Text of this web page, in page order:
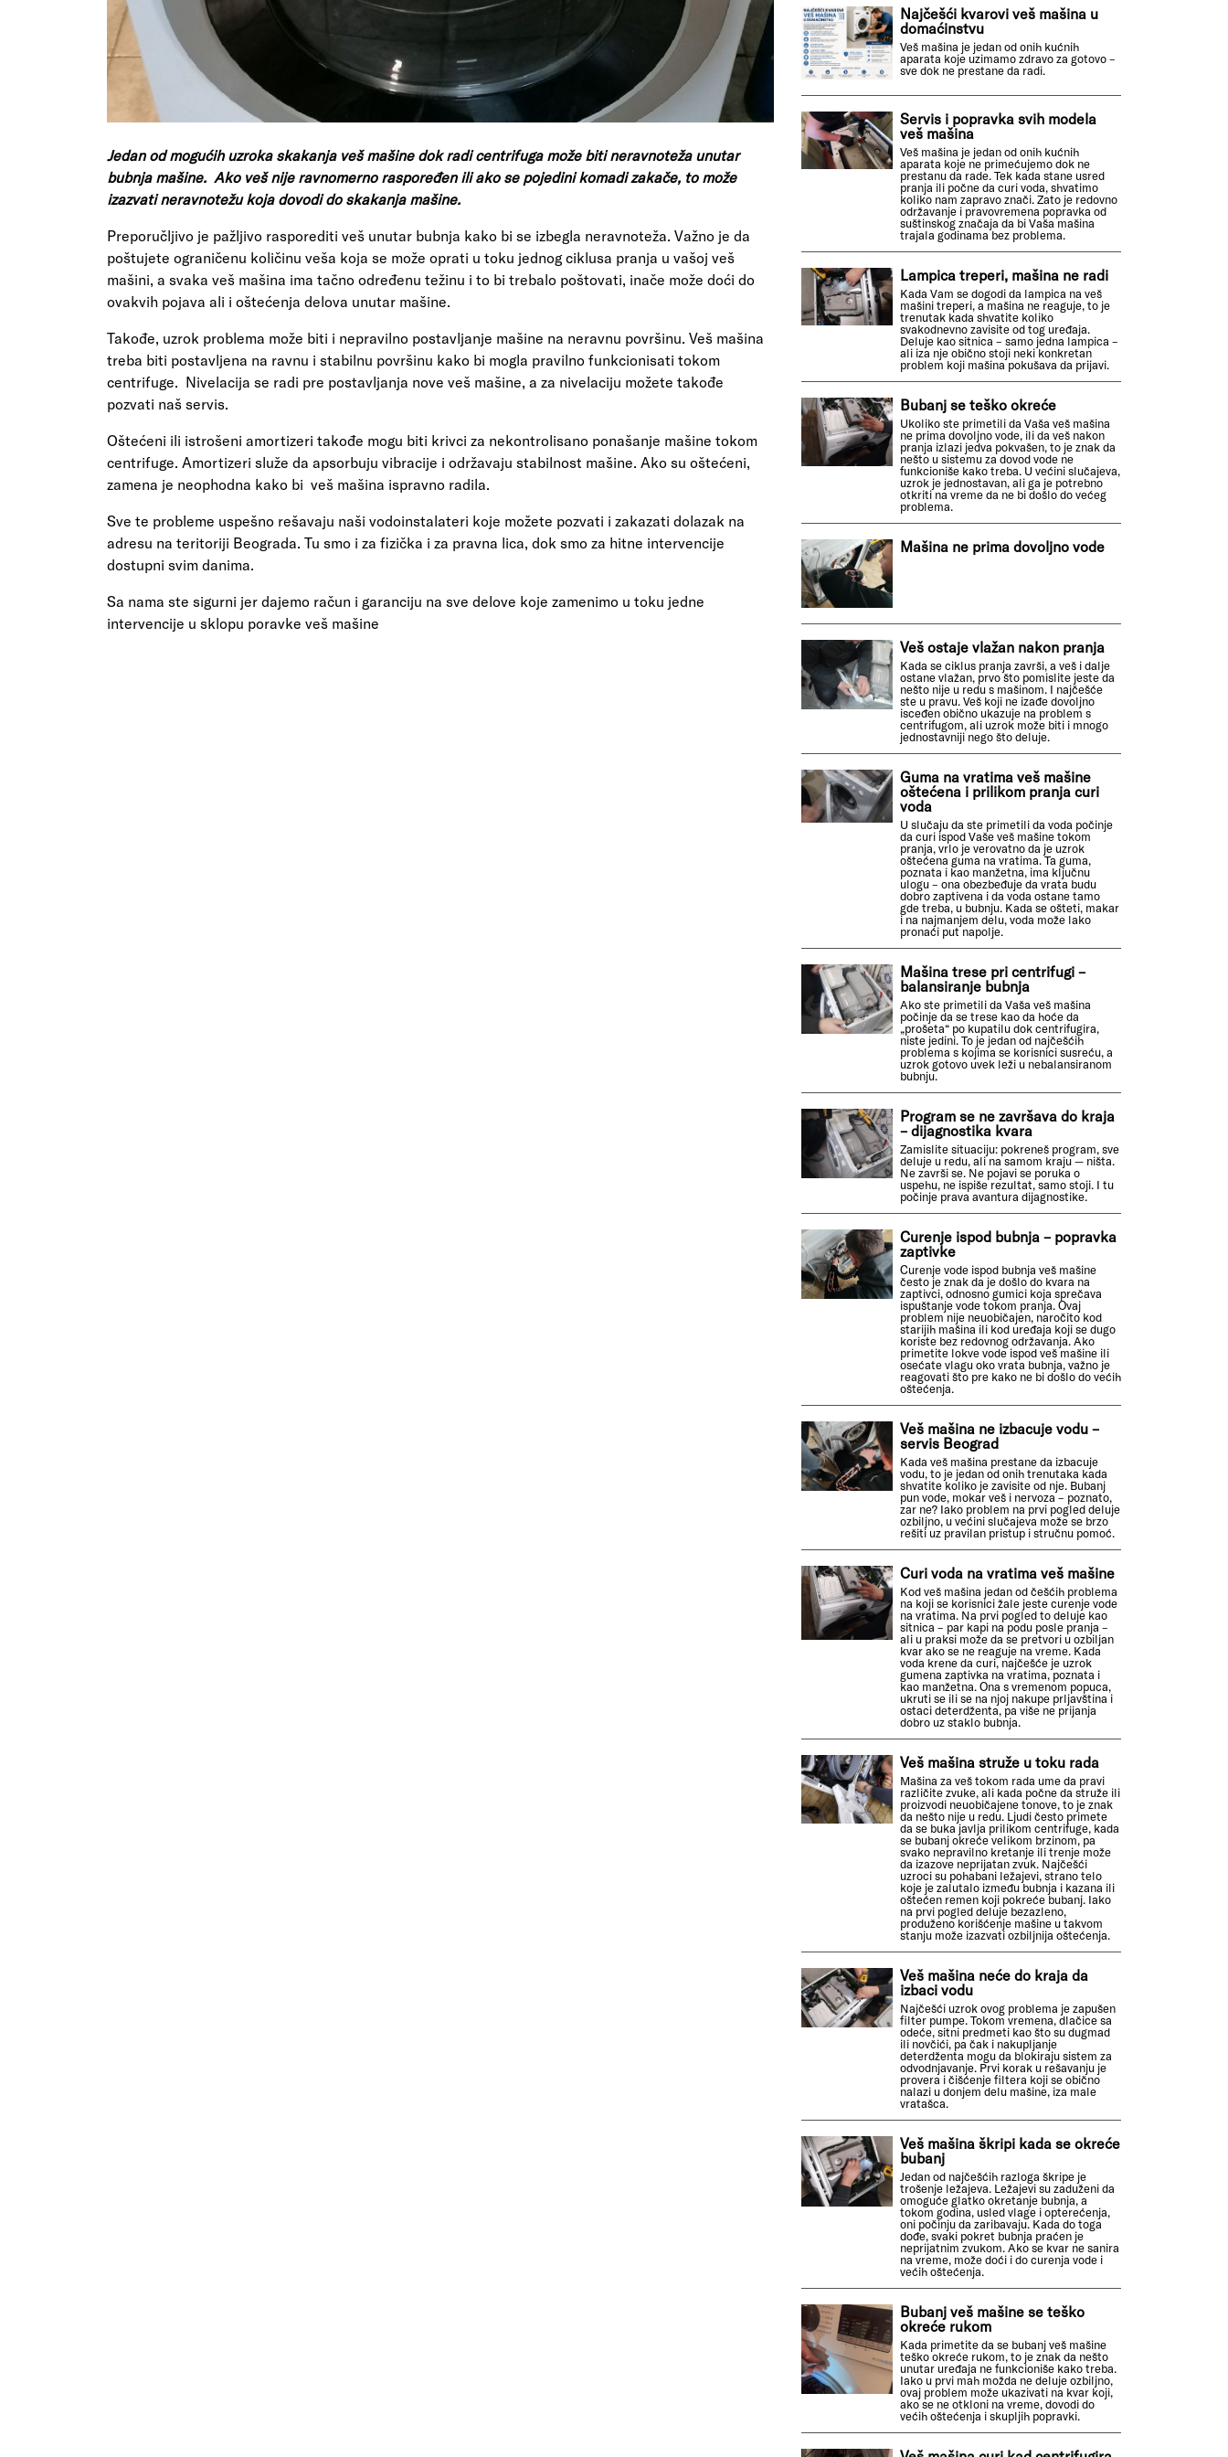
Jedan od mogućih uzroka skakanja veš mašine dok radi centrifuga može biti neravnoteža unutar
bubnja mašine. Ako veš nije ravnomerno raspoređen ili ako se pojedini komadi zakače, to može
izazvati neravnotežu koja dovodi do skakanja mašine.
Preporučljivo je pažljivo rasporediti veš unutar bubnja kako bi se izbegla neravnoteža. Važno je da
poštujete ograničenu količinu veša koja se može oprati u toku jednog ciklusa pranja u vašoj veš
mašini, a svaka veš mašina ima tačno određenu težinu i to bi trebalo poštovati, inače može doći do
ovakvih pojava ali i oštećenja delova unutar mašine.
Takođe, uzrok problema može biti i nepravilno postavljanje mašine na neravnu površinu. Veš mašina
treba biti postavljena na ravnu i stabilnu površinu kako bi mogla pravilno funkcionisati tokom
centrifuge. Nivelacija se radi pre postavljanja nove veš mašine, a za nivelaciju možete takođe
pozvati naš servis.
Oštećeni ili istrošeni amortizeri takođe mogu biti krivci za nekontrolisano ponašanje mašine tokom
centrifuge. Amortizeri služe da apsorbuju vibracije i održavaju stabilnost mašine. Ako su oštećeni,
zamena je neophodna kako bi veš mašina ispravno radila.
Sve te probleme uspešno rešavaju naši vodoinstalateri koje možete pozvati i zakazati dolazak na
adresu na teritoriji Beograda. Tu smo i za fizička i za pravna lica, dok smo za hitne intervencije
dostupni svim danima.
Sa nama ste sigurni jer dajemo račun i garanciju na sve delove koje zamenimo u toku jedne
intervencije u sklopu poravke veš mašine
Najčešći kvarovi veš mašina u
domaćinstvu
Veš mašina je jedan od onih kućnih
aparata koje uzimamo zdravo za gotovo –
sve dok ne prestane da radi.
Servis i popravka svih modela
veš mašina
Veš mašina je jedan od onih kućnih
aparata koje ne primećujemo dok ne
prestanu da rade. Tek kada stane usred
pranja ili počne da curi voda, shvatimo
koliko nam zapravo znači. Zato je redovno
održavanje i pravovremena popravka od
suštinskog značaja da bi Vaša mašina
trajala godinama bez problema.
Lampica treperi, mašina ne radi
Kada Vam se dogodi da lampica na veš
mašini treperi, a mašina ne reaguje, to je
trenutak kada shvatite koliko
svakodnevno zavisite od tog uređaja.
Deluje kao sitnica – samo jedna lampica –
ali iza nje obično stoji neki konkretan
problem koji mašina pokušava da prijavi.
Bubanj se teško okreće
Ukoliko ste primetili da Vaša veš mašina
ne prima dovoljno vode, ili da veš nakon
pranja izlazi jedva pokvašen, to je znak da
nešto u sistemu za dovod vode ne
funkcioniše kako treba. U većini slučajeva,
uzrok je jednostavan, ali ga je potrebno
otkriti na vreme da ne bi došlo do većeg
problema.
Mašina ne prima dovoljno vode
Veš ostaje vlažan nakon pranja
Kada se ciklus pranja završi, a veš i dalje
ostane vlažan, prvo što pomislite jeste da
nešto nije u redu s mašinom. I najčešće
ste u pravu. Veš koji ne izađe dovoljno
isceđen obično ukazuje na problem s
centrifugom, ali uzrok može biti i mnogo
jednostavniji nego što deluje.
Guma na vratima veš mašine
oštećena i prilikom pranja curi
voda
U slučaju da ste primetili da voda počinje
da curi ispod Vaše veš mašine tokom
pranja, vrlo je verovatno da je uzrok
oštećena guma na vratima. Ta guma,
poznata i kao manžetna, ima ključnu
ulogu – ona obezbeđuje da vrata budu
dobro zaptivena i da voda ostane tamo
gde treba, u bubnju. Kada se ošteti, makar
i na najmanjem delu, voda može lako
pronaći put napolje.
Mašina trese pri centrifugi –
balansiranje bubnja
Ako ste primetili da Vaša veš mašina
počinje da se trese kao da hoće da
„prošeta“ po kupatilu dok centrifugira,
niste jedini. To je jedan od najčešćih
problema s kojima se korisnici susreću, a
uzrok gotovo uvek leži u nebalansiranom
bubnju.
Program se ne završava do kraja
– dijagnostika kvara
Zamislite situaciju: pokreneš program, sve
deluje u redu, ali na samom kraju — ništa.
Ne završi se. Ne pojavi se poruka o
uspehu, ne ispiše rezultat, samo stoji. I tu
počinje prava avantura dijagnostike.
Curenje ispod bubnja – popravka
zaptivke
Curenje vode ispod bubnja veš mašine
često je znak da je došlo do kvara na
zaptivci, odnosno gumici koja sprečava
ispuštanje vode tokom pranja. Ovaj
problem nije neuobičajen, naročito kod
starijih mašina ili kod uređaja koji se dugo
koriste bez redovnog održavanja. Ako
primetite lokve vode ispod veš mašine ili
osećate vlagu oko vrata bubnja, važno je
reagovati što pre kako ne bi došlo do većih
oštećenja.
Veš mašina ne izbacuje vodu –
servis Beograd
Kada veš mašina prestane da izbacuje
vodu, to je jedan od onih trenutaka kada
shvatite koliko je zavisite od nje. Bubanj
pun vode, mokar veš i nervoza – poznato,
zar ne? Iako problem na prvi pogled deluje
ozbiljno, u većini slučajeva može se brzo
rešiti uz pravilan pristup i stručnu pomoć.
Curi voda na vratima veš mašine
Kod veš mašina jedan od češćih problema
na koji se korisnici žale jeste curenje vode
na vratima. Na prvi pogled to deluje kao
sitnica – par kapi na podu posle pranja –
ali u praksi može da se pretvori u ozbiljan
kvar ako se ne reaguje na vreme. Kada
voda krene da curi, najčešće je uzrok
gumena zaptivka na vratima, poznata i
kao manžetna. Ona s vremenom popuca,
ukruti se ili se na njoj nakupe prljavština i
ostaci deterdženta, pa više ne prijanja
dobro uz staklo bubnja.
Veš mašina struže u toku rada
Mašina za veš tokom rada ume da pravi
različite zvuke, ali kada počne da struže ili
proizvodi neuobičajene tonove, to je znak
da nešto nije u redu. Ljudi često primete
da se buka javlja prilikom centrifuge, kada
se bubanj okreće velikom brzinom, pa
svako nepravilno kretanje ili trenje može
da izazove neprijatan zvuk. Najčešći
uzroci su pohabani ležajevi, strano telo
koje je zalutalo između bubnja i kazana ili
oštećen remen koji pokreće bubanj. Iako
na prvi pogled deluje bezazleno,
produženo korišćenje mašine u takvom
stanju može izazvati ozbiljnija oštećenja.
Veš mašina neće do kraja da
izbaci vodu
Najčešći uzrok ovog problema je zapušen
filter pumpe. Tokom vremena, dlačice sa
odeće, sitni predmeti kao što su dugmad
ili novčići, pa čak i nakupljanje
deterdženta mogu da blokiraju sistem za
odvodnjavanje. Prvi korak u rešavanju je
provera i čišćenje filtera koji se obično
nalazi u donjem delu mašine, iza male
vratašca.
Veš mašina škripi kada se okreće
bubanj
Jedan od najčešćih razloga škripe je
trošenje ležajeva. Ležajevi su zaduženi da
omoguće glatko okretanje bubnja, a
tokom godina, usled vlage i opterećenja,
oni počinju da zaribavaju. Kada do toga
dođe, svaki pokret bubnja praćen je
neprijatnim zvukom. Ako se kvar ne sanira
na vreme, može doći i do curenja vode i
većih oštećenja.
Bubanj veš mašine se teško
okreće rukom
Kada primetite da se bubanj veš mašine
teško okreće rukom, to je znak da nešto
unutar uređaja ne funkcioniše kako treba.
Iako u prvi mah možda ne deluje ozbiljno,
ovaj problem može ukazivati na kvar koji,
ako se ne otkloni na vreme, dovodi do
većih oštećenja i skupljih popravki.